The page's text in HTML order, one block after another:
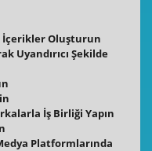
İçerikler Oluşturun
Uyandırıcı Şekilde
İş Birliği Yapın
Platformlarında